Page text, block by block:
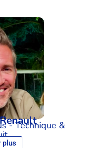
- Technique &
plus